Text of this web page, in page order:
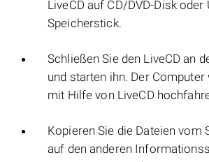
LiveCD auf CD/DVD-Disk oder
Speicherstick.
Schließen Sie den LiveCD an
und starten ihn. Der
mit Hilfe von LiveCD
Kopieren Sie die Dateien vom
auf den anderen